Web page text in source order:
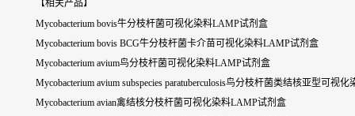
【相关产品】
Mycobacterium bovis牛分枝杆菌可视化染料LAMP试剂盒
Mycobacterium bovis BCG牛分枝杆菌卡介苗可视化染料LAMP试剂盒
Mycobacterium avium鸟分枝杆菌可视化染料LAMP试剂盒
Mycobacterium avium subspecies paratuberculosis鸟分枝杆菌类结核亚型可视
Mycobacterium avian禽结核分枝杆菌可视化染料LAMP试剂盒